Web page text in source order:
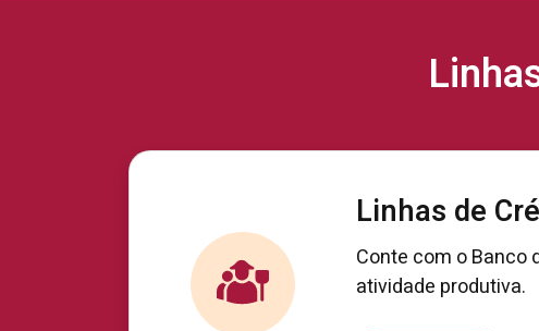
Linhas de
Conte com o Banco
atividade produtiva.